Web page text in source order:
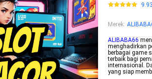
Merek:
ALIBABA66
menghadirkan
berbagai game
terbaik bagi
internasional.
yang siap